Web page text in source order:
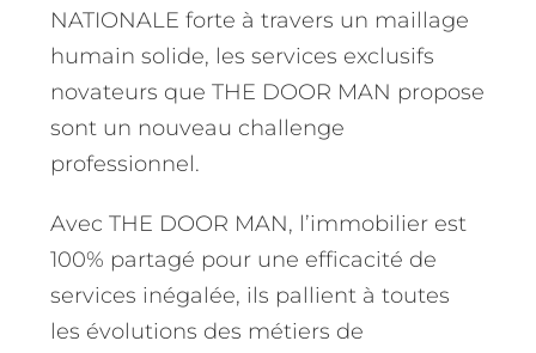
NATIONALE forte à travers un maillage
humain solide, les services exclusifs
novateurs que THE DOOR MAN propose
sont un nouveau challenge
professionnel.
Avec THE DOOR MAN, l’immobilier est
100% partagé pour une efficacité de
services inégalée, ils pallient à toutes
les évolutions des métiers de